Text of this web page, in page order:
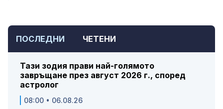
ПОСЛЕДНИ ЧЕТЕНИ
Тази зодия прави най-голямото
завръщане през август 2026 г., според
астролог
08:00 • 06.08.26